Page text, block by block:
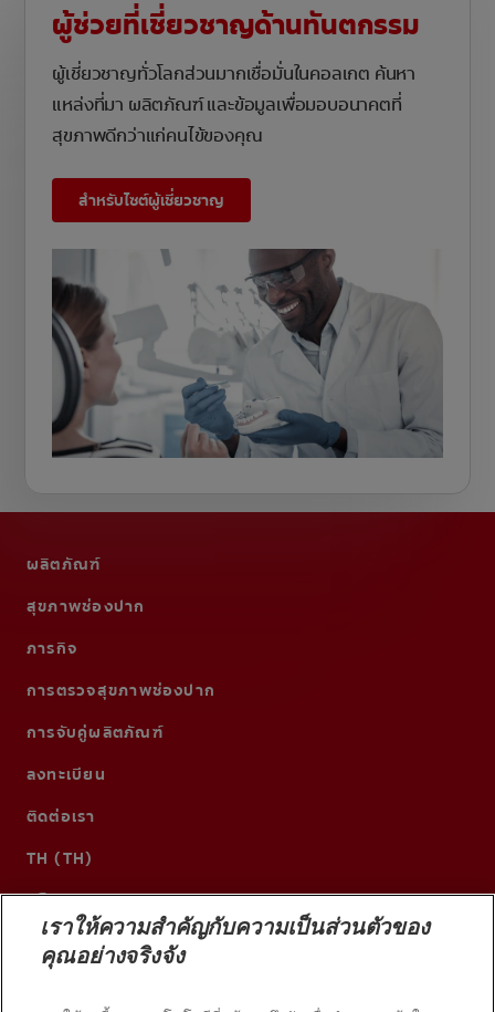
ผู้ช่วยที่เชี่ยวชาญด้านทันตกรรม
ผู้เชี่ยวชาญทั่วโลกส่วนมากเชื่อมั่นในคอลเกต ค้นหา
แหล่งที่มา ผลิตภัณฑ์ และข้อมูลเพื่อมอบอนาคตที่
สุขภาพดีกว่าแก่คนไข้ของคุณ
สำหรับไซต์ผู้เชี่ยวชาญ
ผลิตภัณฑ์
สุขภาพช่องปาก
ภารกิจ
การตรวจสุขภาพช่องปาก
การจับคู่ผลิตภัณฑ์
ลงทะเบียน
ติดต่อเรา
TH (TH)
เราให้ความสำคัญกับความเป็นส่วนตัวของ
คุณอย่างจริงจัง